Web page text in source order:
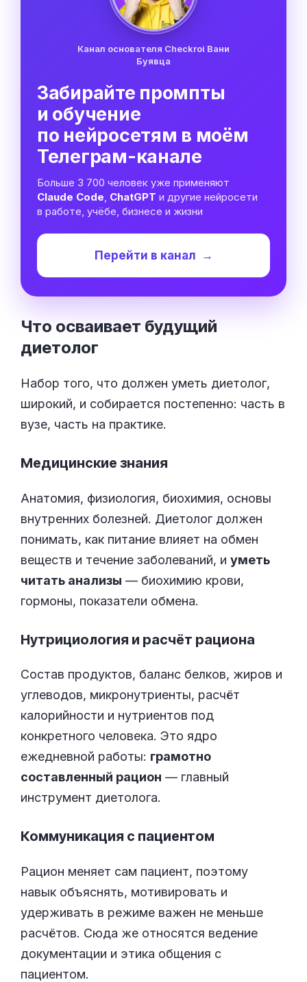
Канал основателя Checkroi Вани
Буявца
Забирайте промпты
и обучение
по нейросетям в моём
Телеграм-канале
Больше 3 700 человек уже применяют
Claude Code ChatGPT и другие нейросети
в работе, учёбе, бизнесе и жизни
Перейти в канал →
Что осваивает будущий
диетолог
Набор того, что должен уметь диетолог,
широкий, и собирается постепенно: часть в
вузе, часть на практике.
Медицинские знания
Анатомия, физиология, биохимия, основы
внутренних болезней. Диетолог должен
понимать, как питание влияет на обмен
веществ и течение заболеваний, и уметь
читать анализы — биохимию крови,
гормоны, показатели обмена.
Нутрициология и расчёт рациона
Состав продуктов, баланс белков, жиров и
углеводов, микронутриенты, расчёт
калорийности и нутриентов под
конкретного человека. Это ядро
ежедневной работы: грамотно
составленный рацион — главный
инструмент диетолога.
Коммуникация с пациентом
Рацион меняет сам пациент, поэтому
навык объяснять, мотивировать и
удерживать в режиме важен не меньше
расчётов. Сюда же относятся ведение
документации и этика общения с
пациентом.